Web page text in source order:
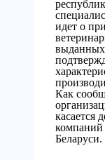
идет о
выданных
Как
касается
Беларуси.